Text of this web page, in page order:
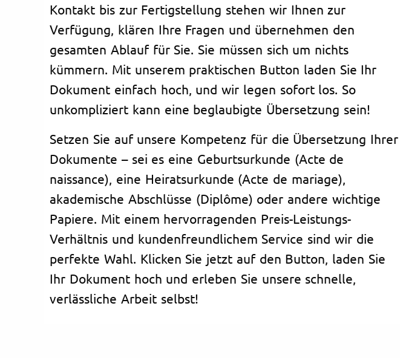
Kontakt bis zur Fertigstellung stehen wir Ihnen zur
Verfügung, klären Ihre Fragen und übernehmen den
gesamten Ablauf für Sie. Sie müssen sich um nichts
kümmern. Mit unserem praktischen Button laden Sie Ihr
Dokument einfach hoch, und wir legen sofort los. So
unkompliziert kann eine beglaubigte Übersetzung sein!
Setzen Sie auf unsere Kompetenz für die Übersetzung Ihrer
Dokumente – sei es eine Geburtsurkunde (Acte de
naissance), eine Heiratsurkunde (Acte de mariage),
akademische Abschlüsse (Diplôme) oder andere wichtige
Papiere. Mit einem hervorragenden Preis-Leistungs-
Verhältnis und kundenfreundlichem Service sind wir die
perfekte Wahl. Klicken Sie jetzt auf den Button, laden Sie
Ihr Dokument hoch und erleben Sie unsere schnelle,
verlässliche Arbeit selbst!